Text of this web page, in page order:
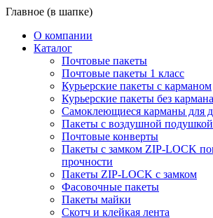
Главное (в шапке)
О компании
Каталог
Почтовые пакеты
Почтовые пакеты 1 класс
Курьерские пакеты с карманом
Курьерские пакеты без кармана
Самоклеющиеся карманы для
Пакеты с воздушной
Почтовые конверты
Пакеты с замком ZIP-LOCK
прочности
Пакеты ZIP-LOCK с замком
Фасовочные пакеты
Пакеты майки
Скотч и клейкая лента